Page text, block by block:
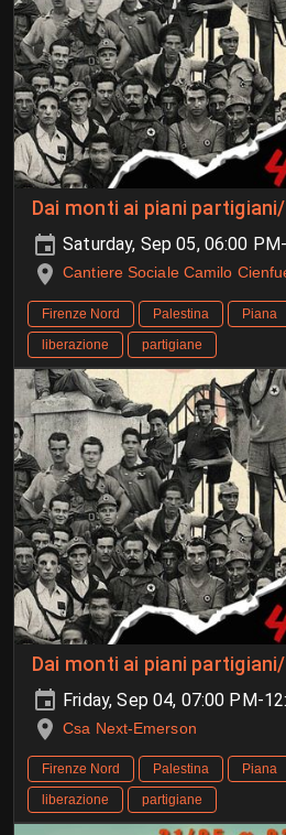
Dai monti ai piani
Saturday, Sep 05, 06:00
Cantiere Sociale Camilo
Firenze Nord Palestina Piana
liberazione
partigiane
Dai monti ai piani
Friday, Sep 04, 07:00 PM-
Csa Next-Emerson
Firenze Nord Palestina Piana
liberazione
partigiane